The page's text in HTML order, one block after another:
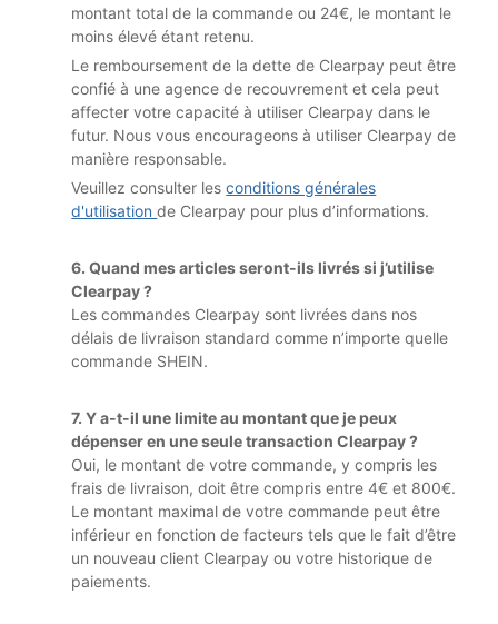
montant total de la commande ou 24€, le montant le
moins élevé étant retenu.
Le remboursement de la dette de Clearpay peut être
confié à une agence de recouvrement et cela peut
affecter votre capacité à utiliser Clearpay dans le
futur. Nous vous encourageons à utiliser Clearpay de
manière responsable.
Veuillez consulter lesconditions générales
d'utilisationde Clearpay pour plus d’informations.
6. Quand mes articles seront-ils livrés si j’utilise
Clearpay ?
Les commandes Clearpay sont livrées dans nos
délais de livraison standard comme n’importe quelle
commande SHEIN.
7. Y a-t-il une limite au montant que je peux
dépenser en une seule transaction Clearpay ?
Oui, le montant de votre commande, y compris les
frais de livraison, doit être compris entre 4€ et 800€.
Le montant maximal de votre commande peut être
inférieur en fonction de facteurs tels que le fait d’être
un nouveau client Clearpay ou votre historique de
paiements.